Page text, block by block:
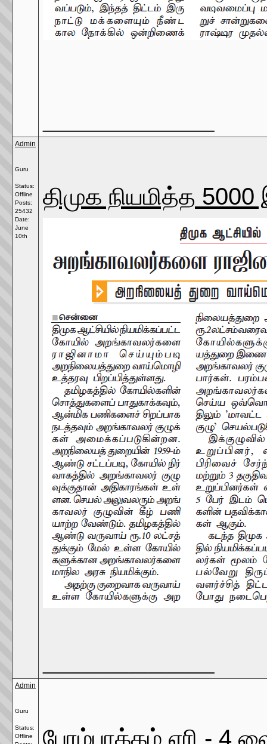
Admin
Guru
Status:
Offline
Posts:
25432
Date:
June
10th
திமுக நியமித்த
Admin
Guru
Status:
Offline
பேரம்பாக்கம் ஏரி - 4